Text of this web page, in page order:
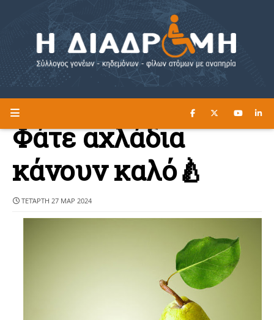
Η ΔΙΑΔΡΟΜΗ ΔΙΑΒΑΣΤΕ ΕΔΩ ►
Φάτε αχλάδια
κάνουν καλό🍐
ΤΕΤΆΡΤΗ 27 ΜΑΡ 2024